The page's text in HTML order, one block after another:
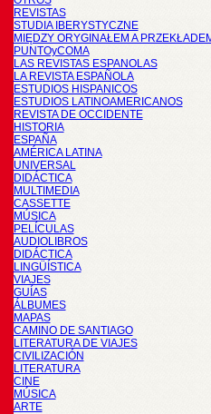
REVISTAS
STUDIA IBERYSTYCZNE
MIĘDZY ORYGINAŁEM A
PUNTOyCOMA
LAS REVISTAS ESPANOLAS
LA REVISTA ESPAÑOLA
ESTUDIOS HISPANICOS
ESTUDIOS LATINOAMERICANOS
REVISTA DE OCCIDENTE
HISTORIA
ESPAÑA
AMÉRICA LATINA
UNIVERSAL
DIDÁCTICA
MULTIMEDIA
CASSETTE
MÚSICA
PELÍCULAS
AUDIOLIBROS
DIDÁCTICA
LINGÜÍSTICA
VIAJES
GUÍAS
ÁLBUMES
MAPAS
CAMINO DE SANTIAGO
LITERATURA DE VIAJES
CIVILIZACIÓN
LITERATURA
CINE
MÚSICA
ARTE